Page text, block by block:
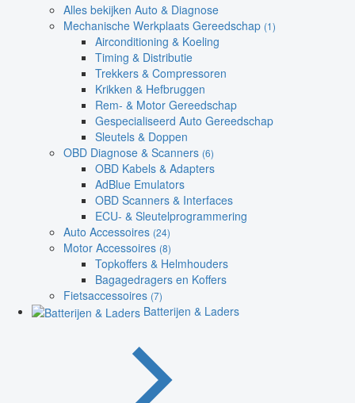
Alles bekijken Auto & Diagnose
Mechanische Werkplaats Gereedschap (1)
Airconditioning & Koeling
Timing & Distributie
Trekkers & Compressoren
Krikken & Hefbruggen
Rem- & Motor Gereedschap
Gespecialiseerd Auto Gereedschap
Sleutels & Doppen
OBD Diagnose & Scanners (6)
OBD Kabels & Adapters
AdBlue Emulators
OBD Scanners & Interfaces
ECU- & Sleutelprogrammering
Auto Accessoires (24)
Motor Accessoires (8)
Topkoffers & Helmhouders
Bagagedragers en Koffers
Fietsaccessoires (7)
Batterijen & Laders